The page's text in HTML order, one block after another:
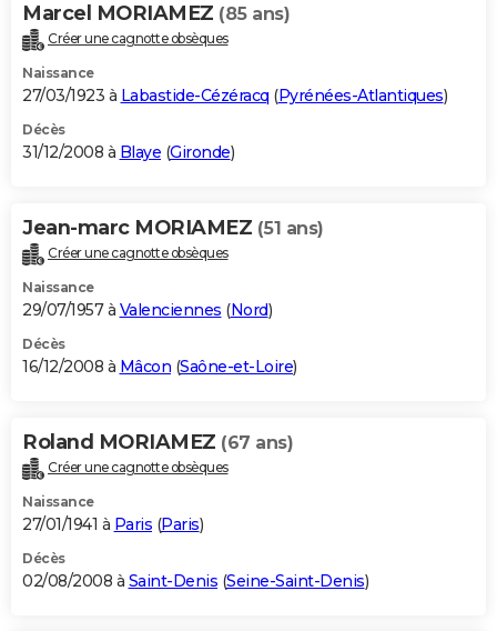
Marcel MORIAMEZ (85 ans)
Créer une cagnotte obsèques
Naissance
27/03/1923 à Labastide-Cézéracq (Pyrénées-Atlantiques)
Décès
31/12/2008 à Blaye (Gironde)
Jean-marc MORIAMEZ (51 ans)
Créer une cagnotte obsèques
Naissance
29/07/1957 à Valenciennes (Nord)
Décès
16/12/2008 à Mâcon (Saône-et-Loire)
Roland MORIAMEZ (67 ans)
Créer une cagnotte obsèques
Naissance
27/01/1941 à Paris (Paris)
Décès
02/08/2008 à Saint-Denis (Seine-Saint-Denis)